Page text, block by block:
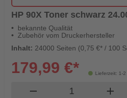
HP 90X Toner schwarz
bekannte Qualität
Zubehör vom Druckerhersteller
Inhalt: 24000 Seiten (0,75 €* / 100
Lieferzeit: 1-2
179,99 €*
remove Produkt add